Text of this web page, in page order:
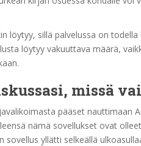
löytyy, sillä palvelussa on
löytyy vakuuttava määrä,
missä
pääset nauttimaan
nämä sovellukset ovat
sovellus yllätti selkeällä